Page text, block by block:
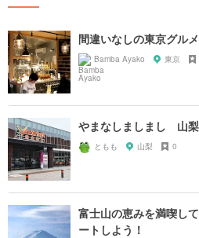
間違いなしの東京グル
Bamba Ayako 東京
やまなしましまし 山梨
ともも 山梨 0
富士山の恵みを満喫し
ートしよう！